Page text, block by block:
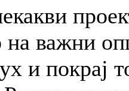
на важни
и покрај